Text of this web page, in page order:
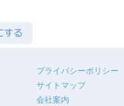
プライバシーポリシー
サイトマップ
会社案内